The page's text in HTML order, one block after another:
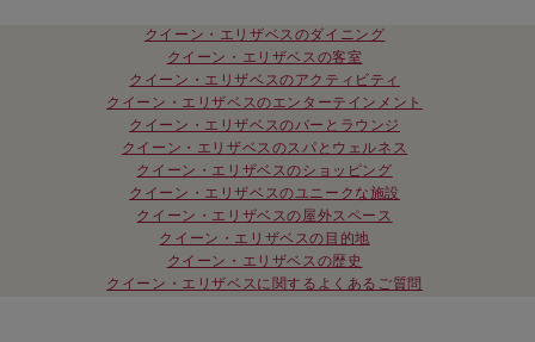
クイーン・エリザベスのダイニング
クイーン・エリザベスの客室
クイーン・エリザベスのアクティビティ
クイーン・エリザベスのエンターテインメント
クイーン・エリザベスのバーとラウンジ
クイーン・エリザベスのスパとウェルネス
クイーン・エリザベスのショッピング
クイーン・エリザベスのユニークな施設
クイーン・エリザベスの屋外スペース
クイーン・エリザベスの目的地
クイーン・エリザベスの歴史
クイーン・エリザベスに関するよくあるご質問